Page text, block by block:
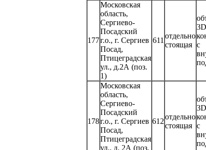
177
Московская
область,
Сергиево-
Посадский
г.о., г. Сергиев
Посад,
Птицеградская
ул., д.2А (поз.
1)
611
отдельно
стоящая
3D
с
178
Московская
область,
Сергиево-
Посадский
г.о., г. Сергиев
Посад,
Птицеградская
ул., д. 2А (поз.
612
отдельно
стоящая
3D
с